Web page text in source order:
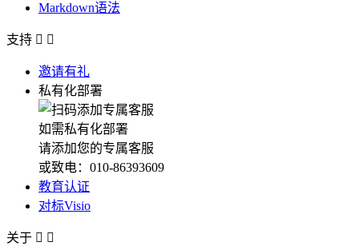
Markdown语法
支持  
邀请有礼
私有化部署
如需私有化部署
请添加您的专属客服
或致电：010-86393609
教育认证
对标Visio
关于  